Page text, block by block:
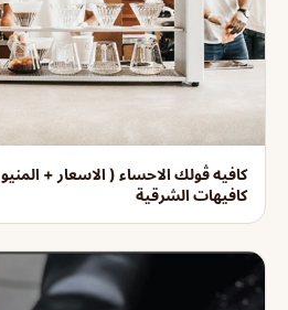
كافيه ڤولك الاحساء ( الاسعار +
كافيهات الشرقية